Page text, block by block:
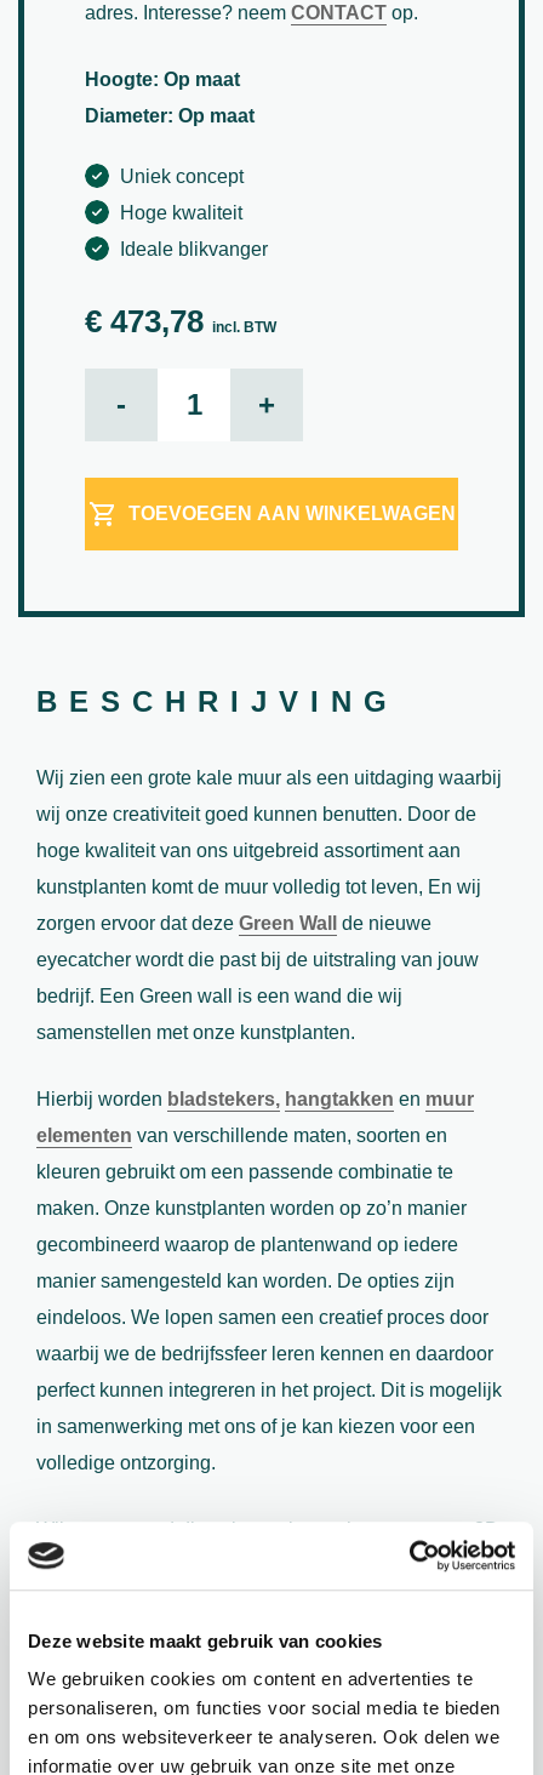
Deze website maakt gebruik van cookies
We gebruiken cookies om content en advertenties te
personaliseren, om functies voor social media te bieden
en om ons websiteverkeer te analyseren. Ook delen we
informatie over uw gebruik van onze site met onze
adres. Interesse? neem CONTACT op.
Hoogte: Op maat
Diameter: Op maat
Uniek concept
Hoge kwaliteit
Ideale blikvanger
€ 473,78 incl. BTW
- +
TOEVOEGEN AAN WINKELWAGEN
BESCHRIJVING
Wij zien een grote kale muur als een uitdaging waarbij
wij onze creativiteit goed kunnen benutten. Door de
hoge kwaliteit van ons uitgebreid assortiment aan
kunstplanten komt de muur volledig tot leven, En wij
zorgen ervoor dat deze Green Wall
de nieuwe
eyecatcher wordt die past bij de uitstraling van jouw
bedrijf. Een Green wall is een wand die wij
samenstellen met onze kunstplanten.
Hierbij worden bladstekers, hangtakken en muur
elementen van verschillende maten, soorten en
kleuren gebruikt om een passende combinatie te
maken. Onze kunstplanten worden op zo’n manier
gecombineerd waarop de plantenwand op iedere
manier samengesteld kan worden. De opties zijn
eindeloos. We lopen samen een creatief proces door
waarbij we de bedrijfssfeer leren kennen en daardoor
perfect kunnen integreren in het project. Dit is mogelijk
in samenwerking met ons of je kan kiezen voor een
volledige ontzorging.
Wilt u een wand die vol met planten hangt met een 3D
effect, die als een echte blikvanger je kantoor of pand
Of past een dunnere plantenwand meer bij jouw
bedrijf? Waarbij er een plantenwand samengesteld
wordt met planten die horizontaal en verticaal dicht op
de muur blijven voor een strakker resultaat.